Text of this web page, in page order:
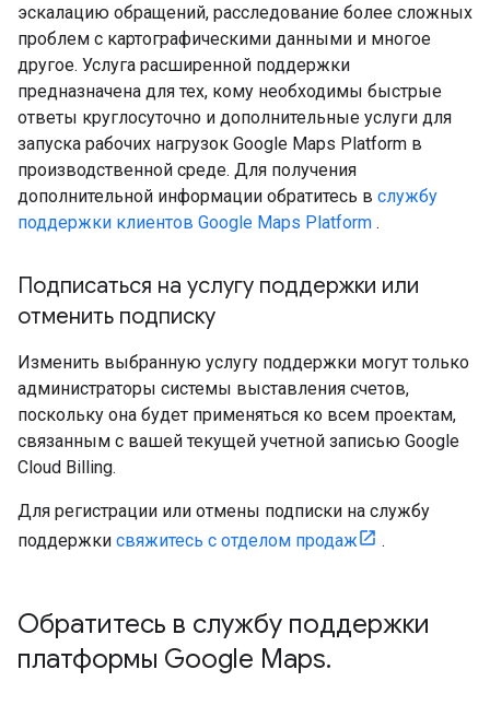
эскалацию обращений, расследование более сложных
проблем с картографическими данными и многое
другое. Услуга расширенной поддержки
предназначена для тех, кому необходимы быстрые
ответы круглосуточно и дополнительные услуги для
запуска рабочих нагрузок Google Maps Platform в
производственной среде. Для получения
дополнительной информации обратитесь в службу
поддержки клиентов Google Maps Platform .
Подписаться на услугу поддержки или
отменить подписку
Изменить выбранную услугу поддержки могут только
администраторы системы выставления счетов,
поскольку она будет применяться ко всем проектам,
связанным с вашей текущей учетной записью Google
Cloud Billing.
Для регистрации или отмены подписки на службу
поддержки свяжитесь с отделом продаж .
Обратитесь в службу поддержки
платформы Google Maps.